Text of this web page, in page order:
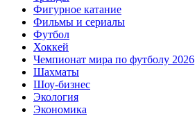
Фигурное катание
Фильмы и сериалы
Футбол
Хоккей
Чемпионат мира по футболу 2026
Шахматы
Шоу-бизнес
Экология
Экономика